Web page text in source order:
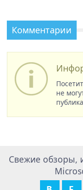
Комментарии
не
Свежие обзоры,